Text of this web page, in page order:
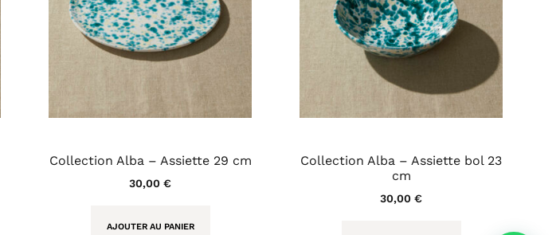
Collection Alba – Assiette 29 cm
30,00 €
AJOUTER AU PANIER
Collection Alba – Assiette bol 23
cm
30,00 €